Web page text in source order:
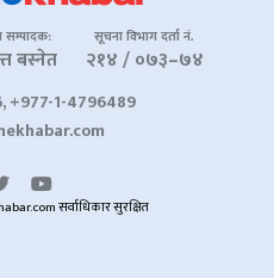
सम्पादक:
बस्नेत
सूचना विभाग दर्ता नं.
२१४ / ०७३–७४
+977-1-4796489
सर्वाधिकार सुरक्षित